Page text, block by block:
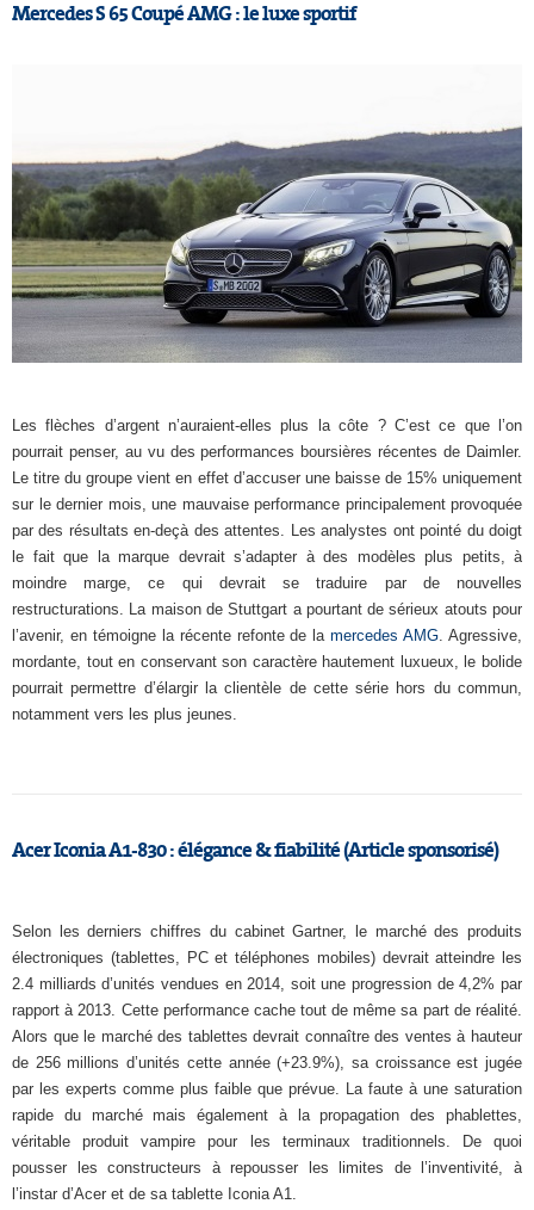
Mercedes S 65 Coupé AMG : le luxe sportif
Les flèches d’argent n’auraient-elles plus la côte ? C’est ce que l’on
pourrait penser, au vu des performances boursières récentes de Daimler.
Le titre du groupe vient en effet d’accuser une baisse de 15% uniquement
sur le dernier mois, une mauvaise performance principalement provoquée
par des résultats en-deçà des attentes. Les analystes ont pointé du doigt
le fait que la marque devrait s’adapter à des modèles plus petits, à
moindre marge, ce qui devrait se traduire par de nouvelles
restructurations. La maison de Stuttgart a pourtant de sérieux atouts pour
l’avenir, en témoigne la récente refonte de lamercedes AMG. Agressive,
mordante, tout en conservant son caractère hautement luxueux, le bolide
pourrait permettre d’élargir la clientèle de cette série hors du commun,
notamment vers les plus jeunes.
Acer Iconia A1-830 : élégance & fiabilité (Article sponsorisé)
Selon les derniers chiffres du cabinet Gartner, le marché des produits
électroniques (tablettes, PC et téléphones mobiles) devrait atteindre les
2.4 milliards d’unités vendues en 2014, soit une progression de 4,2% par
rapport à 2013. Cette performance cache tout de même sa part de réalité.
Alors que le marché des tablettes devrait connaître des ventes à hauteur
de 256 millions d’unités cette année (+23.9%), sa croissance est jugée
par les experts comme plus faible que prévue. La faute à une saturation
rapide du marché mais également à la propagation des phablettes,
véritable produit vampire pour les terminaux traditionnels. De quoi
pousser les constructeurs à repousser les limites de l’inventivité, à
l’instar d’Acer et de sa tablette Iconia A1.